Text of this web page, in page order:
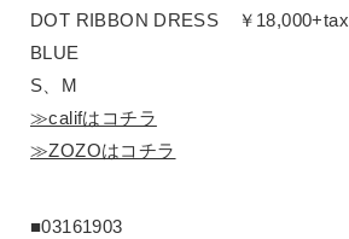
DOT RIBBON DRESS ￥18,000+tax
BLUE
S、M
≫califはコチラ
≫ZOZOはコチラ
■03161903